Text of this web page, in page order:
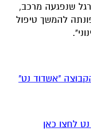
שנפגעה מרכב,
להמשך טיפול
"אשדוד נט"
לחצו כאן